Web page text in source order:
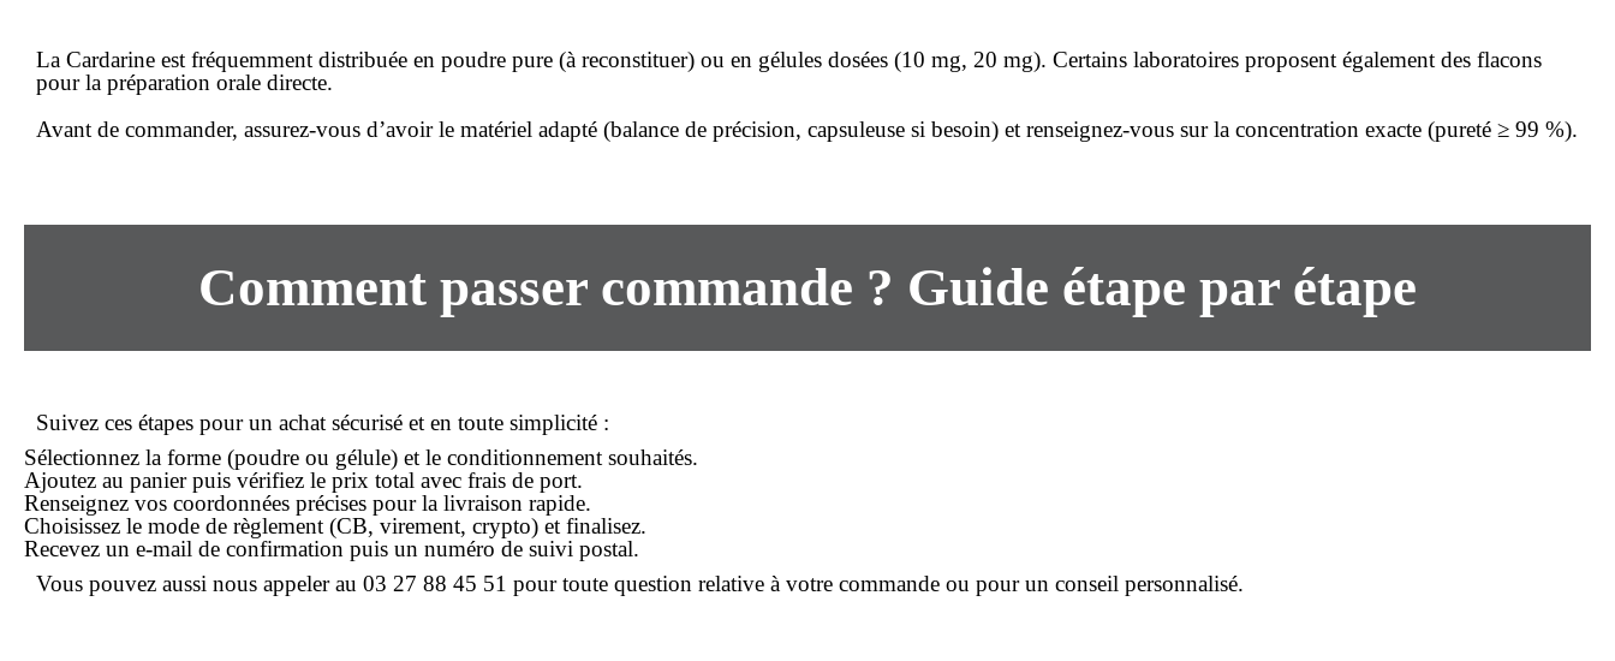
La Cardarine est fréquemment distribuée en poudre pure (à reconstituer) ou en gélules dosées (10 mg, 20 mg). Certains laboratoires proposent également des flacons
pour la préparation orale directe.
Avant de commander, assurez-vous d’avoir le matériel adapté (balance de précision, capsuleuse si besoin) et renseignez-vous sur la concentration exacte (pureté ≥ 99 %).
Comment passer commande ? Guide étape par étape
Suivez ces étapes pour un achat sécurisé et en toute simplicité :
Sélectionnez la forme (poudre ou gélule) et le conditionnement souhaités.
Ajoutez au panier puis vérifiez le prix total avec frais de port.
Renseignez vos coordonnées précises pour la livraison rapide.
Choisissez le mode de règlement (CB, virement, crypto) et finalisez.
Recevez un e-mail de confirmation puis un numéro de suivi postal.
Vous pouvez aussi nous appeler au 03 27 88 45 51 pour toute question relative à votre commande ou pour un conseil personnalisé.